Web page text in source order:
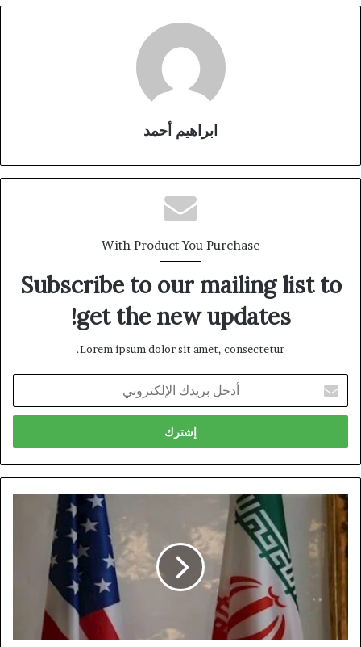
ابراهيم أحمد
With Product You Purchase
Subscribe to our mailing list to
get the new updates!
Lorem ipsum dolor sit amet, consectetur.
بريدك
الإلكتروني